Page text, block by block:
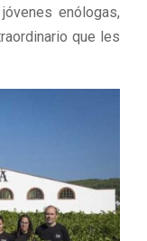
enólogas,
que les